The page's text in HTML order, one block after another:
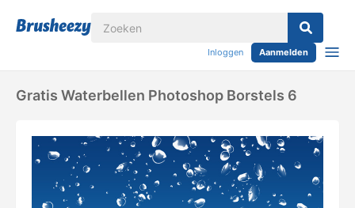
Inloggen Aanmelden
Gratis Waterbellen Photoshop Borstels 6